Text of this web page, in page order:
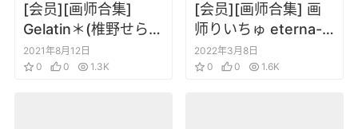
[会员][画师合集]
Gelatin＊(椎野せら)
Shiino Sera 插画15
册合集
2021年8月12日
0
0 1.3K
[会员][画师合集] 画
师りいちゅ eterna-
radiare 34册画册合
集更新到220328
2022年3月8日
0
0 1.6K